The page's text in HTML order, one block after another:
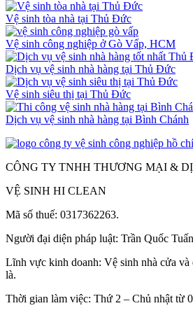
Vệ sinh tòa nhà tại Thủ Đức
Vệ sinh công nghiệp ở Gò Vấp, HCM
Dịch vụ vệ sinh nhà hàng tại Thủ Đức
Vệ sinh siêu thị tại Thủ Đức
Dịch vụ vệ sinh nhà hàng tại Bình Chánh
CÔNG TY TNHH THƯƠNG MẠI &
VỆ SINH HI CLEAN
Mã số thuế: 0317362263.
Người đại diện pháp luật: Trần Quốc
Lĩnh vực kinh doanh: Vệ sinh nhà cửa và
là.
Thời gian làm việc: Thứ 2 – Chủ nhật từ